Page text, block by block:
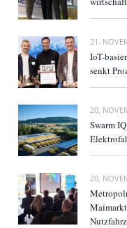
21.
IoT-
senkt
20.
Swarm
20.